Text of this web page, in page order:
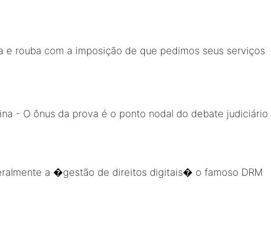
e rouba com a imposição de que pedimos seus serviços
- O ônus da prova é o ponto nodal do debate judiciário
a �gestão de direitos digitais� o famoso DRM